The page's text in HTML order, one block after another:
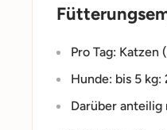
Pro Tag: Katzen
Hunde: bis 5 kg:
Darüber anteilig